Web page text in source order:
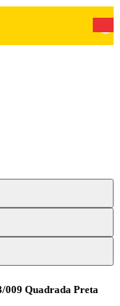
009 Quadrada Preta